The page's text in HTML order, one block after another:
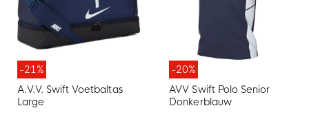
-21%
A.V.V. Swift Voetbaltas
Large
-20%
AVV Swift Polo Senior
Donkerblauw